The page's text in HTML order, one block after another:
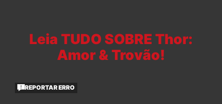
Leia TUDO SOBRE Thor:
Amor & Trovão!
REPORTAR ERRO